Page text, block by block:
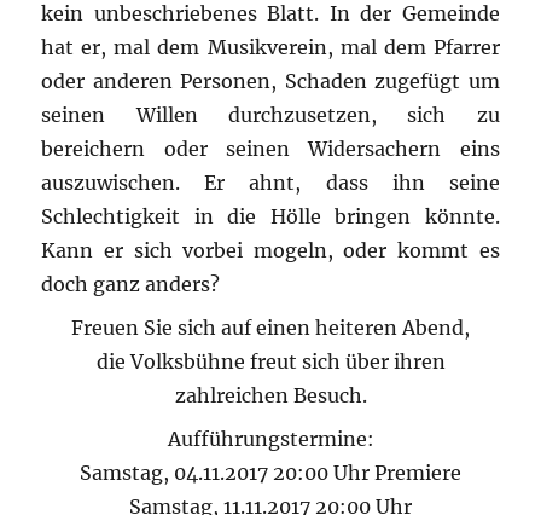
kein unbeschriebenes Blatt. In der Gemeinde
hat er, mal dem Musikverein, mal dem Pfarrer
oder anderen Personen, Schaden zugefügt um
seinen Willen durchzusetzen, sich zu
bereichern oder seinen Widersachern eins
auszuwischen. Er ahnt, dass ihn seine
Schlechtigkeit in die Hölle bringen könnte.
Kann er sich vorbei mogeln, oder kommt es
doch ganz anders?
Freuen Sie sich auf einen heiteren Abend,
die Volksbühne freut sich über ihren
zahlreichen Besuch.
Aufführungstermine:
Samstag, 04.11.2017 20:00 Uhr Premiere
Samstag, 11.11.2017 20:00 Uhr